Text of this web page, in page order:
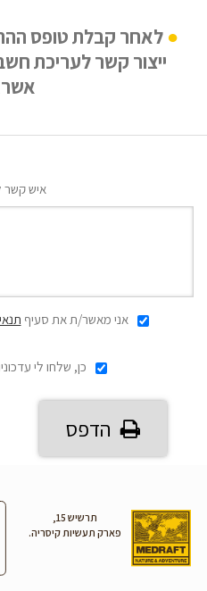
ייצור קשר לעריכת
איש קשר
אני מאשר/ת את סעיף
כן, שלחו לי
הדפס
תרשיש 15,
פארק תעשיות קיסריה.